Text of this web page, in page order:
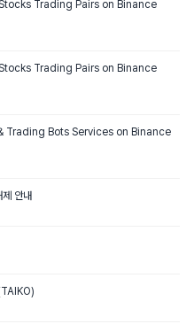
Trading Pairs on Binance
Trading Pairs on Binance
Trading Bots Services on Binance
안내